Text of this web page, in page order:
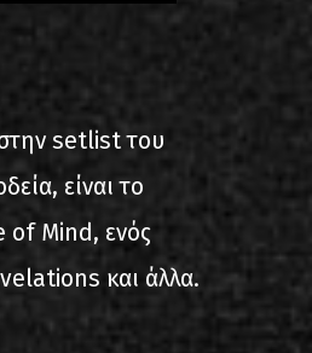
setlist του
είναι το
of Mind, ενός
και άλλα.